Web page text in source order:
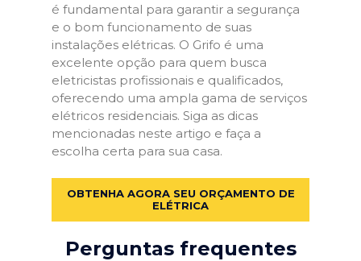
é fundamental para garantir a segurança
e o bom funcionamento de suas
instalações elétricas. O Grifo é uma
excelente opção para quem busca
eletricistas profissionais e qualificados,
oferecendo uma ampla gama de serviços
elétricos residenciais. Siga as dicas
mencionadas neste artigo e faça a
escolha certa para sua casa.
OBTENHA AGORA SEU ORÇAMENTO DE
ELÉTRICA
Perguntas frequentes